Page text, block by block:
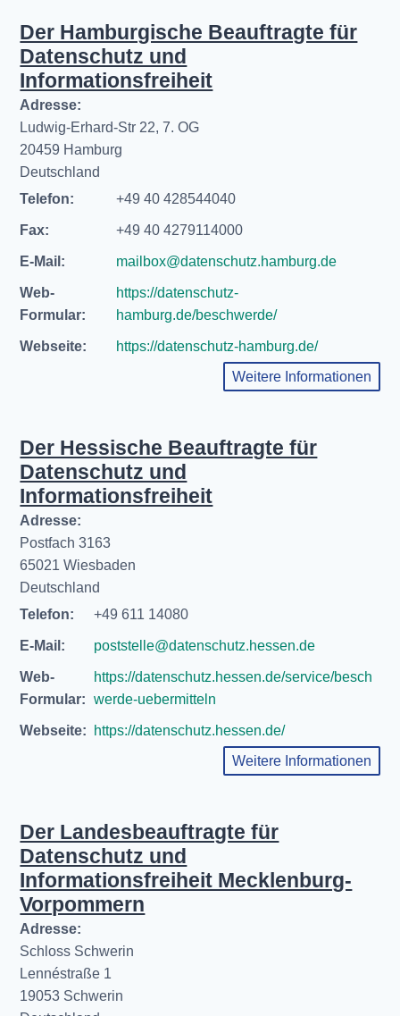
Der Hamburgische Beauftragte für
Datenschutz und
Informationsfreiheit
Adresse:
Ludwig-Erhard-Str 22, 7. OG
20459 Hamburg
Deutschland
Telefon:
+49 40 428544040
Fax: +49 40 4279114000
E-Mail: mailbox@datenschutz.hamburg.de
Web-
Formular:
https://datenschutz-
hamburg.de/beschwerde/
Webseite:
https://datenschutz-hamburg.de/
Weitere Informationen
Der Hessische Beauftragte für
Datenschutz und
Informationsfreiheit
Adresse:
Postfach 3163
65021 Wiesbaden
Deutschland
Telefon:
+49 611 14080
E-Mail: poststelle@datenschutz.hessen.de
Web-
Formular:
https://datenschutz.hessen.de/service/besch
werde-uebermitteln
Webseite:
https://datenschutz.hessen.de/
Weitere Informationen
Der Landesbeauftragte für
Datenschutz und
Informationsfreiheit Mecklenburg-
Vorpommern
Adresse:
Schloss Schwerin
Lennéstraße 1
19053 Schwerin